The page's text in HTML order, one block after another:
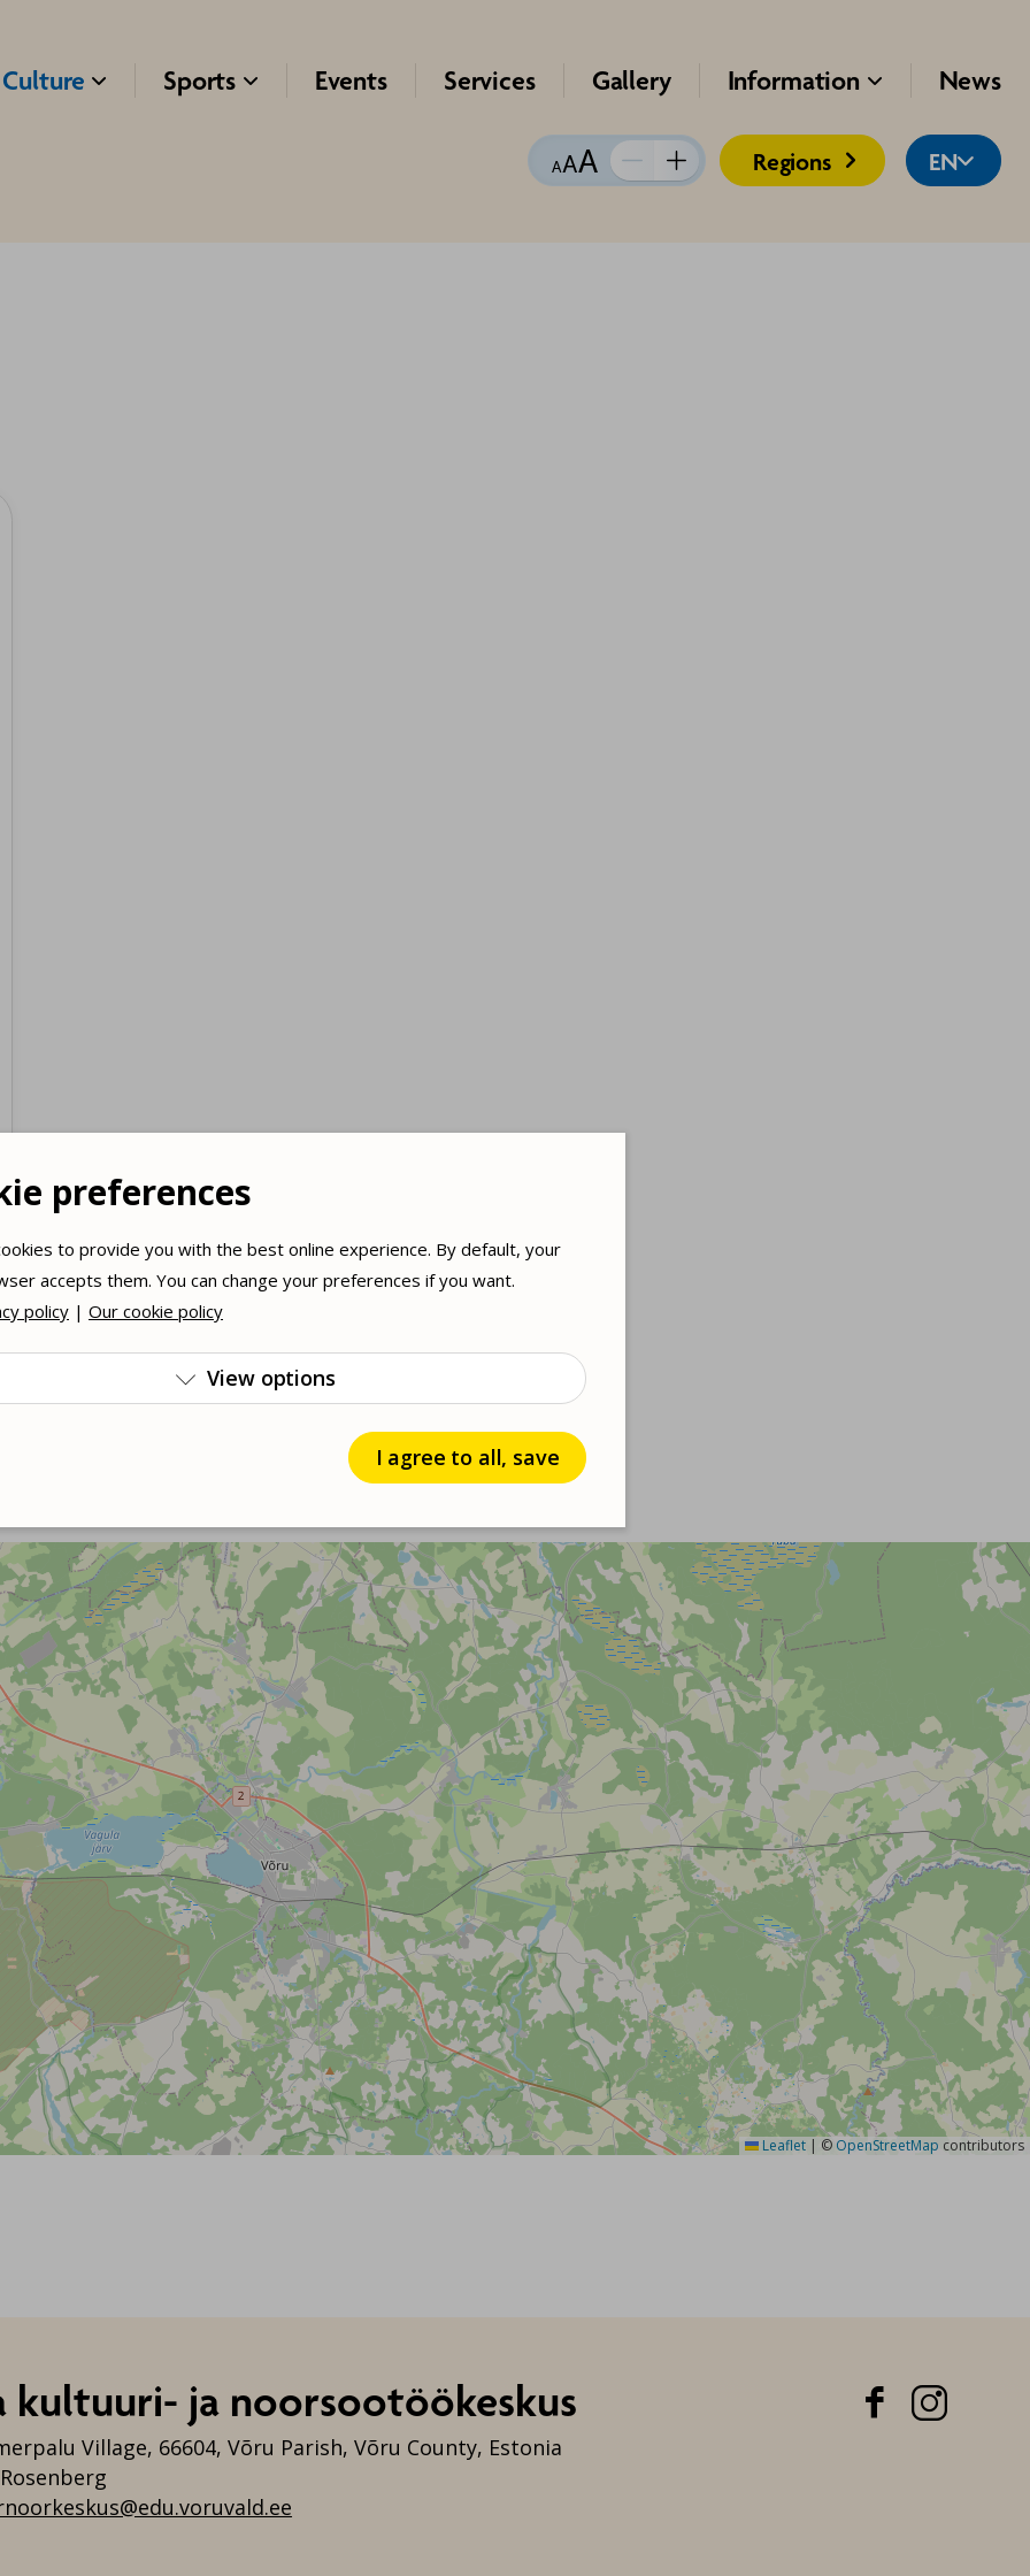
Kirja suurus:VähendaSuurendaRegions  EN
Culture  Sports  Events Services Gallery Information  News
Leaflet | © OpenStreetMap contributors
kultuuri- ja noorsootöökeskus
Village, 66604, Võru Parish, Võru County, Estonia
 
preferences
to provide you with the best online experience. By default, your
accepts them. You can change your preferences if you want.
policy | Our cookie policy
 View options
I agree to all, save